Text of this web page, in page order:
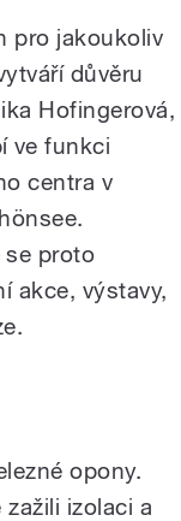
pro jakoukoliv
důvěru
Hofingerová,
ve funkci
centra v
se proto
akce, výstavy,
opony.
izolaci a